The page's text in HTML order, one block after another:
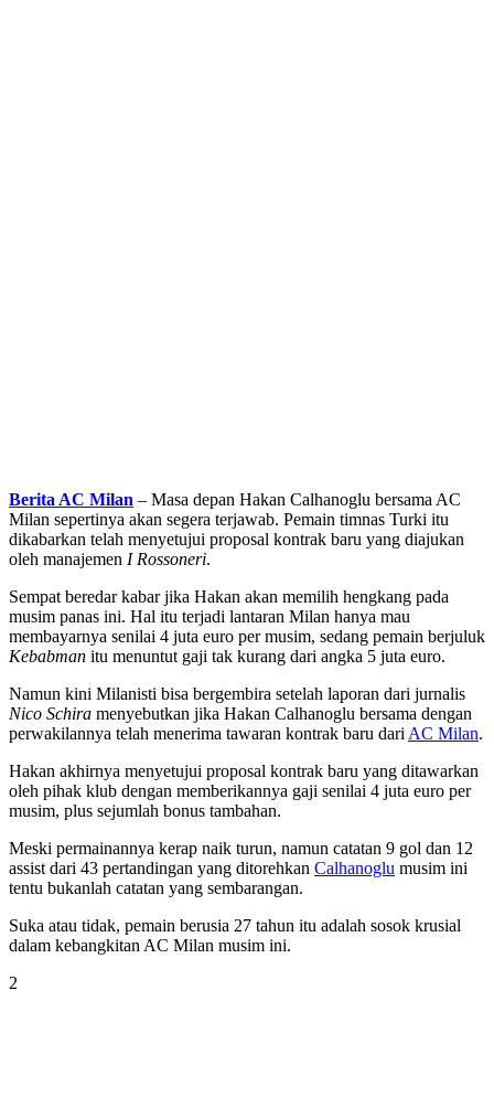
Berita AC Milan – Masa depan Hakan Calhanoglu bersama AC
Milan sepertinya akan segera terjawab. Pemain timnas Turki itu
dikabarkan telah menyetujui proposal kontrak baru yang diajukan
oleh manajemen I Rossoneri.
Sempat beredar kabar jika Hakan akan memilih hengkang pada
musim panas ini. Hal itu terjadi lantaran Milan hanya mau
membayarnya senilai 4 juta euro per musim, sedang pemain berjuluk
Kebabman itu menuntut gaji tak kurang dari angka 5 juta euro.
Namun kini Milanisti bisa bergembira setelah laporan dari jurnalis
Nico Schira menyebutkan jika Hakan Calhanoglu bersama dengan
perwakilannya telah menerima tawaran kontrak baru dari AC Milan.
Hakan akhirnya menyetujui proposal kontrak baru yang ditawarkan
oleh pihak klub dengan memberikannya gaji senilai 4 juta euro per
musim, plus sejumlah bonus tambahan.
Meski permainannya kerap naik turun, namun catatan 9 gol dan 12
assist dari 43 pertandingan yang ditorehkan Calhanoglu musim ini
tentu bukanlah catatan yang sembarangan.
Suka atau tidak, pemain berusia 27 tahun itu adalah sosok krusial
dalam kebangkitan AC Milan musim ini.
2